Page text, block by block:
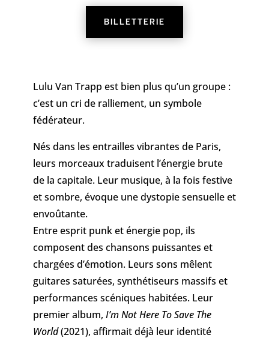
BILLETTERIE
Lulu Van Trapp est bien plus qu’un groupe :
c’est un cri de ralliement, un symbole
fédérateur.
Nés dans les entrailles vibrantes de Paris,
leurs morceaux traduisent l’énergie brute
de la capitale. Leur musique, à la fois festive
et sombre, évoque une dystopie sensuelle et
envoûtante.
Entre esprit punk et énergie pop, ils
composent des chansons puissantes et
chargées d’émotion. Leurs sons mêlent
guitares saturées, synthétiseurs massifs et
performances scéniques habitées. Leur
premier album, I’m Not Here To Save The
World(2021), affirmait déjà leur identité